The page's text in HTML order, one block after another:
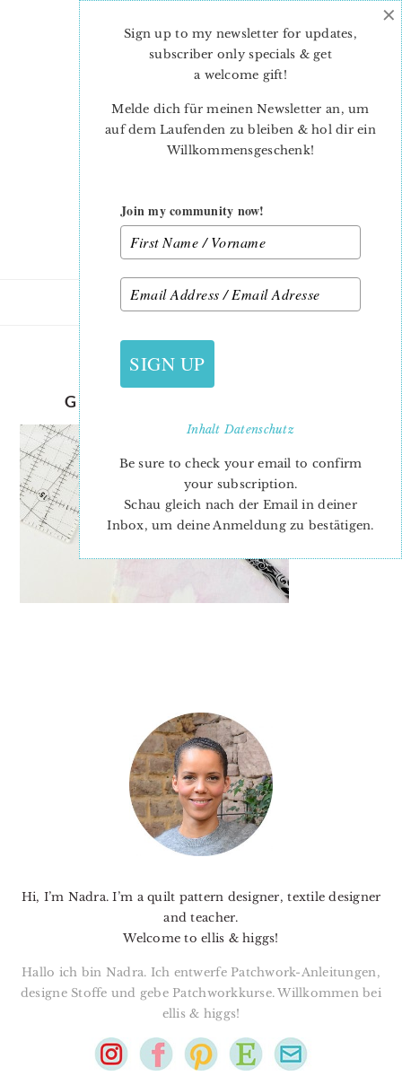
GARDENCHAIRCUSHION_10
Hi, I’m Nadra. I’m a quilt pattern designer, textile designer
and teacher.
Welcome to ellis & higgs!
Hallo ich bin Nadra. Ich entwerfe Patchwork-Anleitungen,
designe Stoffe und gebe Patchworkkurse. Willkommen bei
ellis & higgs!
Sign up to my newsletter for updates,
subscriber only specials & get
a welcome gift!
Melde dich für meinen Newsletter an, um
auf dem Laufenden zu bleiben & hol dir ein
Willkommensgeschenk!
Join my community now!
SIGN UP
InhaltDatenschutz
Be sure to check your email to confirm
your subscription.
Schau gleich nach der Email in deiner
Inbox, um deine Anmeldung zu bestätigen.
×